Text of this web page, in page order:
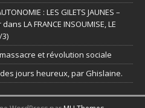
: LES GILETS JAUNES –
dans LA FRANCE INSOUMISE, LE
3)
et révolution sociale
jours heureux, par Ghislaine.